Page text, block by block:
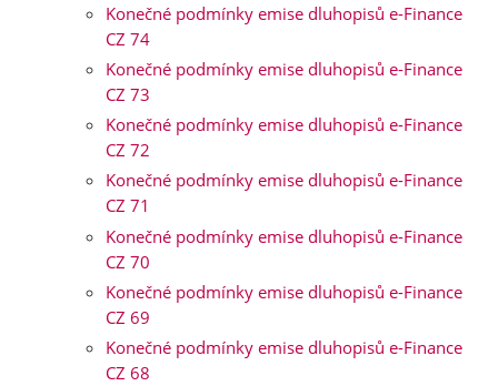
Konečné podmínky emise dluhopisů e-Finance
CZ 74
Konečné podmínky emise dluhopisů e-Finance
CZ 73
Konečné podmínky emise dluhopisů e-Finance
CZ 72
Konečné podmínky emise dluhopisů e-Finance
CZ 71
Konečné podmínky emise dluhopisů e-Finance
CZ 70
Konečné podmínky emise dluhopisů e-Finance
CZ 69
Konečné podmínky emise dluhopisů e-Finance
CZ 68